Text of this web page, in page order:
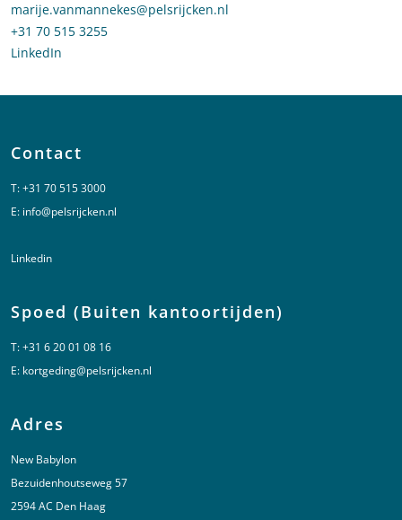
Stuur een e-mail naar Marije van Mannekes
marije.vanmannekes@pelsrijcken.nl
Bel naar Marije van Mannekes
+31 70 515 3255
LinkedIn
Contact
T:+31 70 515 3000
E: info@pelsrijcken.nl
Linkedin
Spoed (Buiten kantoortijden)
T:+31 6 20 01 08 16
E: kortgeding@pelsrijcken.nl
Adres
New Babylon
Bezuidenhoutseweg 57
2594 AC Den Haag